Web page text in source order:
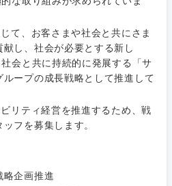
て、お客さまや社会と共にさま
し、社会が必要とする新し
会と共に持続的に発展する「サ
ープの成長戦略として推進して
リティ経営を推進するため、戦
フを募集します。
略企画推進
択してください
べての経営企画・事業企
択してください
択してください
選択してください
岩手県
力ください